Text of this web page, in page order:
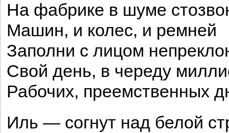
На фабрике в шуме
Машин, и колес, и ремней
Заполни с лицом
Свой день, в череду
Рабочих, преемственных
Иль — согнут над белой